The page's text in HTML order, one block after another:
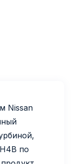
Nissan
по